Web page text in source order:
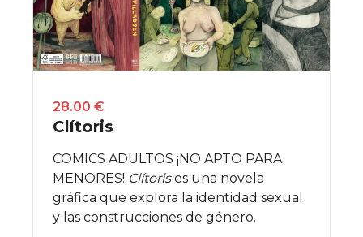
28.00 €
Clítoris
COMICS ADULTOS ¡NO APTO PARA
MENORES! Clítorises una novela
gráfica que explora la identidad sexual
y las construcciones de género.